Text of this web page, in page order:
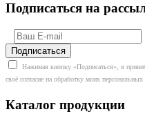
Подписаться на
Нажимая кнопку «Подписаться», я
своё согласие на обработку моих
Каталог продукции